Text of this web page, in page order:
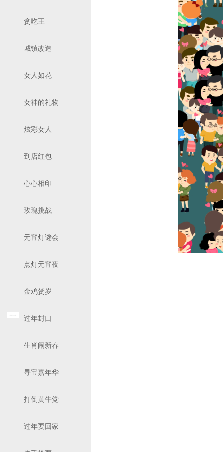
贪吃王
城镇改造
女人如花
女神的礼物
炫彩女人
到店红包
心心相印
玫瑰挑战
元宵灯谜会
点灯元宵夜
金鸡贺岁
过年封口
生肖闹新春
寻宝嘉年华
打倒黄牛党
过年要回家